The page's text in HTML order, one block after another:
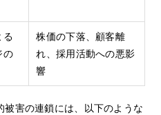
る
の
株価の下落、顧客離
れ、採用活動への悪影
響
害の連鎖には、以下のような